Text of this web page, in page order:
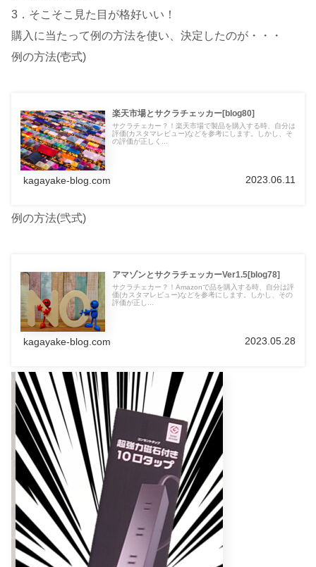
3．そこそこ見た目が格好いい！
購入に当たって例の方法を使い、決定したのが・・・
例の方法(壱式)
楽天市場とサクラチェッカー[blog80]
サクラチェカー？！楽天市場で製品を購入する時、自分は
評価(カスタマレビュー)などを参考にします。しかし、そ
の評価が正しく...
kagayake-blog.com 2023.06.11
例の方法(弐式)
アマゾンとサクラチェッカーVer1.5[blog78]
サクラチェカー？！Amazonで品を購入する時、自分は評
価(カスタマレビュー)などを参考にします。しかし、その
評価が正し...
kagayake-blog.com 2023.05.28